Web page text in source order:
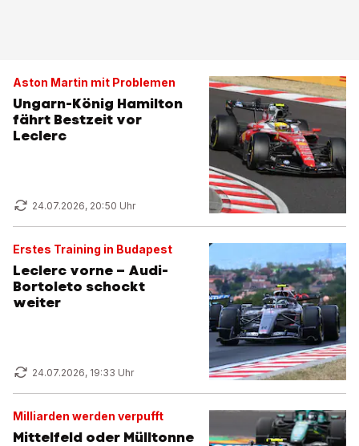
Aston Martin mit Problemen
Ungarn-König Hamilton
fährt Bestzeit vor
Leclerc
24.07.2026, 20:50 Uhr
Erstes Training in Budapest
Leclerc vorne – Audi-
Bortoleto schockt
weiter
24.07.2026, 19:33 Uhr
Milliarden werden verpufft
Mittelfeld oder Mülltonne